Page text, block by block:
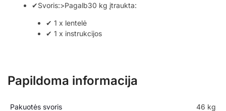
✔Svoris:>Pagalb30 kg įtraukta:
✔ 1 x lentelė
✔ 1 x instrukcijos
Papildoma informacija
Pakuotės svoris 46 kg